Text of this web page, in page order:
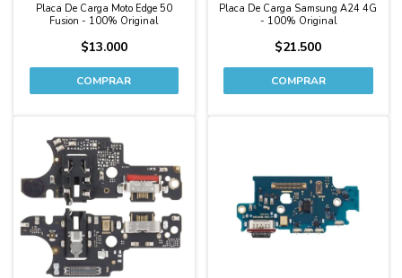
Placa De Carga Moto Edge 50
Fusion - 100% Original
$13.000
Placa De Carga Samsung A24 4G
- 100% Original
$21.500